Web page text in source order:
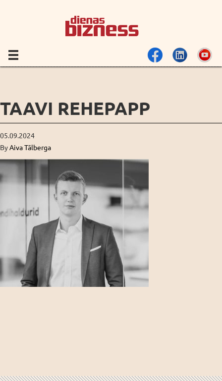
TAAVI REHEPAPP
05.09.2024
ByAiva Tālberga